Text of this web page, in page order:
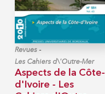
Revues -
Les Cahiers d\'Outre-Mer
Aspects de la Côte-
d'Ivoire - Les